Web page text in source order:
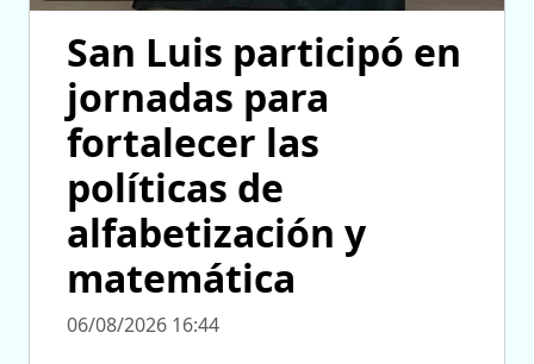
San Luis participó en
jornadas para
fortalecer las
políticas de
alfabetización y
matemática
06/08/2026 16:44